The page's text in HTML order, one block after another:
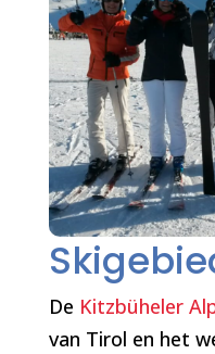
De Kitzbüheler
van Tirol en het